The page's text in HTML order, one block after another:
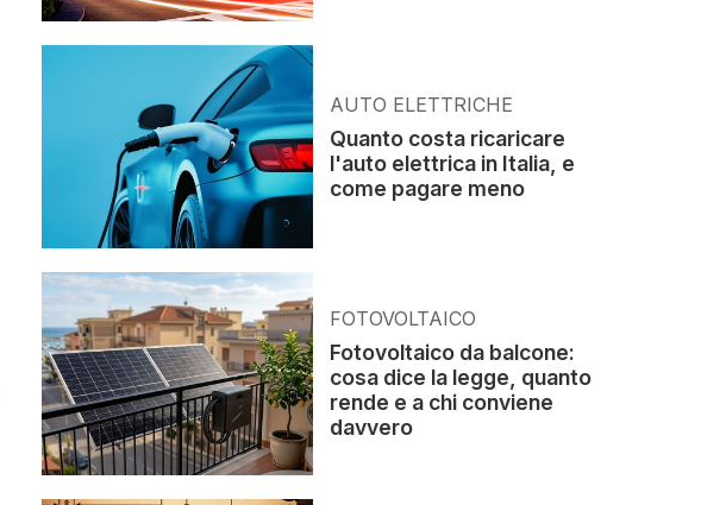
AUTO ELETTRICHE
Quanto costa ricaricare
l'auto elettrica in Italia, e
come pagare meno
FOTOVOLTAICO
Fotovoltaico da balcone:
cosa dice la legge, quanto
rende e a chi conviene
davvero